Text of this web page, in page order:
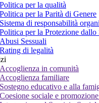
Politica per la qualità
Politica per la Parità di Genere
Sistema di responsabilità
Politica per la Protezione dallo
Abusi Sessuali
Rating di legalità
Accoglienza in comunità
Accoglienza familiare
Sostegno educativo e alla
Coesione sociale e